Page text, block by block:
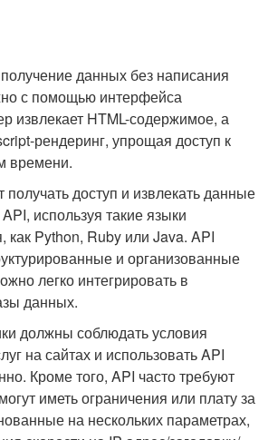
данных без написания
с помощью интерфейса
извлекает HTML-содержимое, а
рендеринг, упрощая доступ к
времени.
получать доступ и извлекать данные
используя такие языки
как Python, Ruby или Java. API
и организованные
легко интегрировать в
данных.
должны соблюдать условия
на сайтах и использовать API
Кроме того, API часто требуют
иметь ограничения или плату за
на нескольких параметрах,